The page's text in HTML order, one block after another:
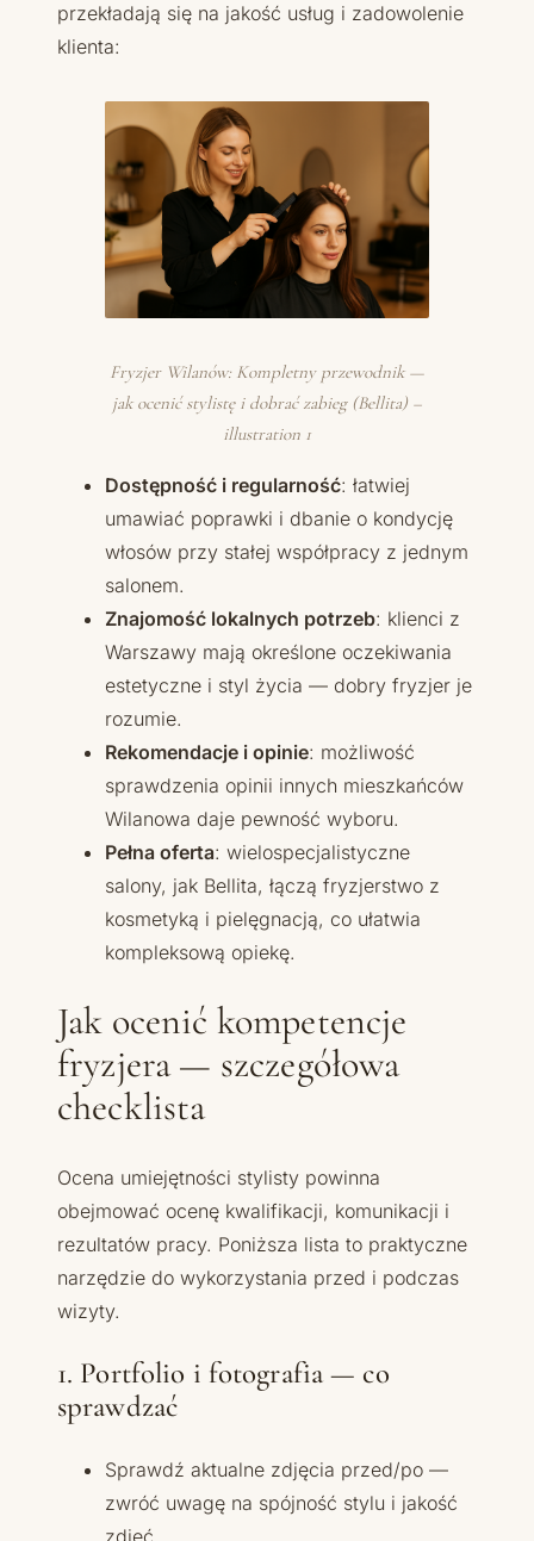
przekładają się na jakość usług i zadowolenie
klienta:
Fryzjer Wilanów: Kompletny przewodnik —
jak ocenić stylistę i dobrać zabieg (Bellita) –
illustration 1
Dostępność i regularność: łatwiej
umawiać poprawki i dbanie o kondycję
włosów przy stałej współpracy z jednym
salonem.
Znajomość lokalnych potrzeb: klienci z
Warszawy mają określone oczekiwania
estetyczne i styl życia — dobry fryzjer je
rozumie.
Rekomendacje i opinie: możliwość
sprawdzenia opinii innych mieszkańców
Wilanowa daje pewność wyboru.
Pełna oferta: wielospecjalistyczne
salony, jak Bellita, łączą fryzjerstwo z
kosmetyką i pielęgnacją, co ułatwia
kompleksową opiekę.
Jak ocenić kompetencje
fryzjera — szczegółowa
checklista
Ocena umiejętności stylisty powinna
obejmować ocenę kwalifikacji, komunikacji i
rezultatów pracy. Poniższa lista to praktyczne
narzędzie do wykorzystania przed i podczas
wizyty.
1. Portfolio i fotografia — co
sprawdzać
Sprawdź aktualne zdjęcia przed/po —
zwróć uwagę na spójność stylu i jakość